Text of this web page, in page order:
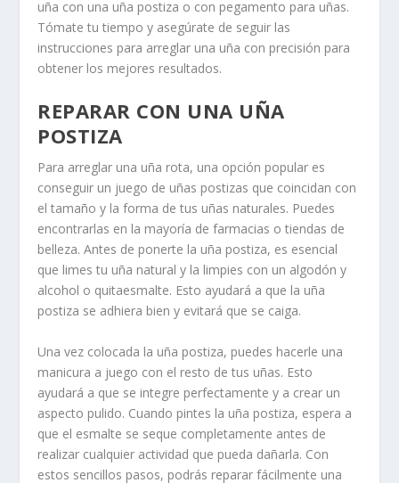
uña con una uña postiza o con pegamento para uñas.
Tómate tu tiempo y asegúrate de seguir las
instrucciones para arreglar una uña con precisión para
obtener los mejores resultados.
REPARAR CON UNA UÑA
POSTIZA
Para arreglar una uña rota, una opción popular es
conseguir un juego de uñas postizas que coincidan con
el tamaño y la forma de tus uñas naturales. Puedes
encontrarlas en la mayoría de farmacias o tiendas de
belleza. Antes de ponerte la uña postiza, es esencial
que limes tu uña natural y la limpies con un algodón y
alcohol o quitaesmalte. Esto ayudará a que la uña
postiza se adhiera bien y evitará que se caiga.
Una vez colocada la uña postiza, puedes hacerle una
manicura a juego con el resto de tus uñas. Esto
ayudará a que se integre perfectamente y a crear un
aspecto pulido. Cuando pintes la uña postiza, espera a
que el esmalte se seque completamente antes de
realizar cualquier actividad que pueda dañarla. Con
estos sencillos pasos, podrás reparar fácilmente una